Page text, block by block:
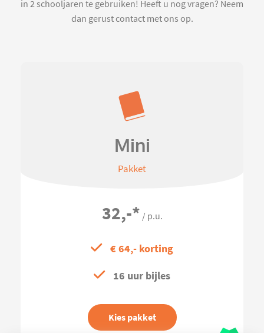
in 2 schooljaren te gebruiken! Heeft u nog vragen? Neem
dan gerust contact met ons op.
Mini
Pakket
32,-* / p.u.
€ 64,- korting
16 uur bijles
Kies pakket